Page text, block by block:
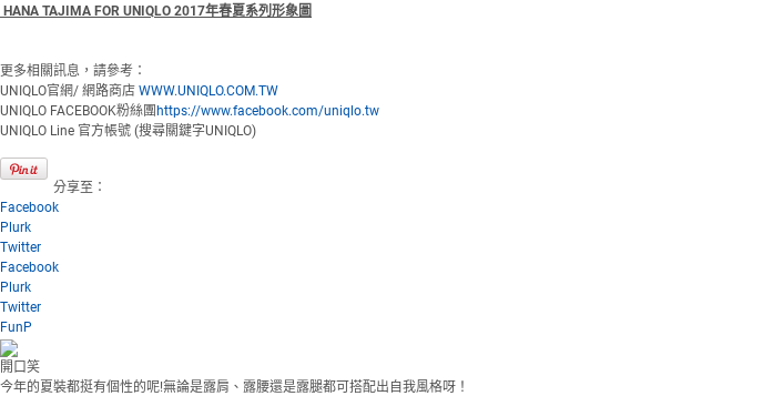
HANA TAJIMA FOR UNIQLO 2017年春夏系列形象圖
更多相關訊息，請參考：
UNIQLO官網/ 網路商店 WWW.UNIQLO.COM.TW
UNIQLO FACEBOOK粉絲團 https://www.facebook.com/uniqlo.tw
UNIQLO Line 官方帳號 (搜尋關鍵字UNIQLO)
分享至：
Facebook
Plurk
Twitter
Facebook
Plurk
Twitter
FunP
開口笑
今年的夏裝都挺有個性的呢!無論是露肩、露腰還是露腿都可搭配出自我風格呀！